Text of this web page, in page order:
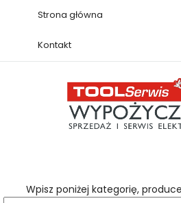
Strona główna
Kontakt
Wpisz poniżej kategorię,